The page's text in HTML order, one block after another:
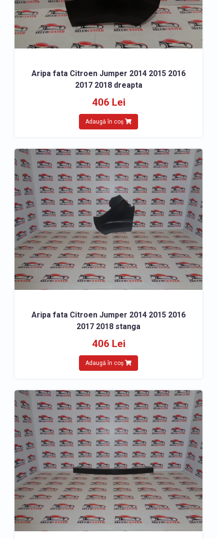
Aripa fata Citroen Jumper 2014 2015 2016
2017 2018 dreapta
406 Lei
Adaugă în coș
Aripa fata Citroen Jumper 2014 2015 2016
2017 2018 stanga
406 Lei
Adaugă în coș